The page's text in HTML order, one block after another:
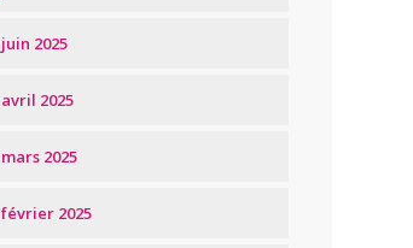
juin 2025
avril 2025
mars 2025
février 2025